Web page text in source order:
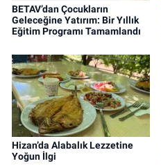
BETAV’dan Çocukların
Geleceğine Yatırım: Bir Yıllık
Eğitim Programı Tamamlandı
Hizan’da Alabalık Lezzetine
Yoğun İlgi